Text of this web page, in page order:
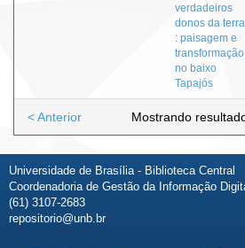
verdadeiros
donos da terra
: paisagem e
transformação
no baixo
Tapajós
Mostrando
< Anterior
Universidade de Brasília - Biblioteca Central
Coordenadoria de Gestão da Informação
(61) 3107-2683
repositorio@unb.br